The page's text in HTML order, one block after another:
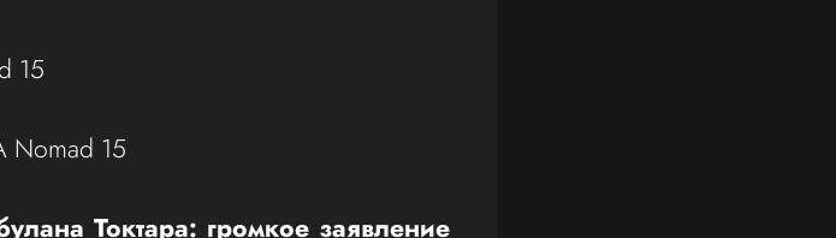
15
Nomad 15
Токтара: громкое заявление